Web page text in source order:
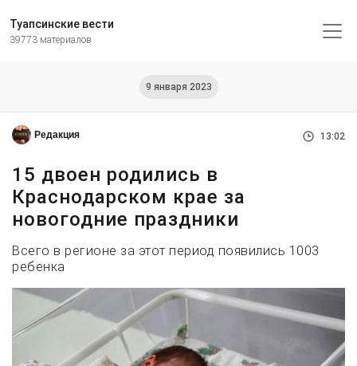
Туапсинские вести
39773 материалов
9 января 2023
Редакция 13:02
15 двоен родились в
Краснодарском крае за
новогодние праздники
Всего в регионе за этот период появились 1003
ребенка